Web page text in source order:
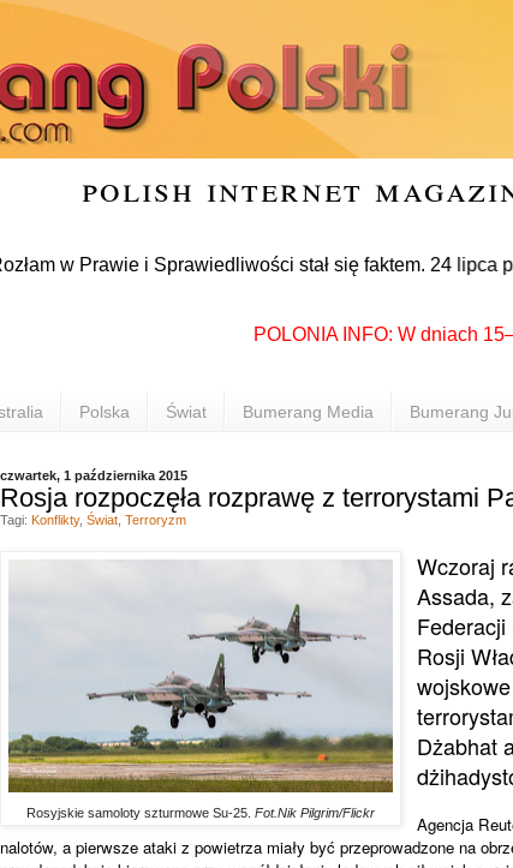
polish internet
w Prawie i Sprawiedliwości stał się faktem. 24 lipca
POLONIA INFO: W dniach
Polska Świat Bumerang Media Bumerang
czwartek, 1 października 2015
Rosja rozpoczęła rozprawę z terrorystami
Rosyjskie samoloty szturmowe Su-25. Fot.Nik Pilgrim/Flickr
Wczoraj
Assada,
Rosji
Dżabhat
Agencja
nalotów, a pierwsze ataki z powietrza miały być przeprowadzone na
Tagi: Konflikty, Świat, Terroryzm